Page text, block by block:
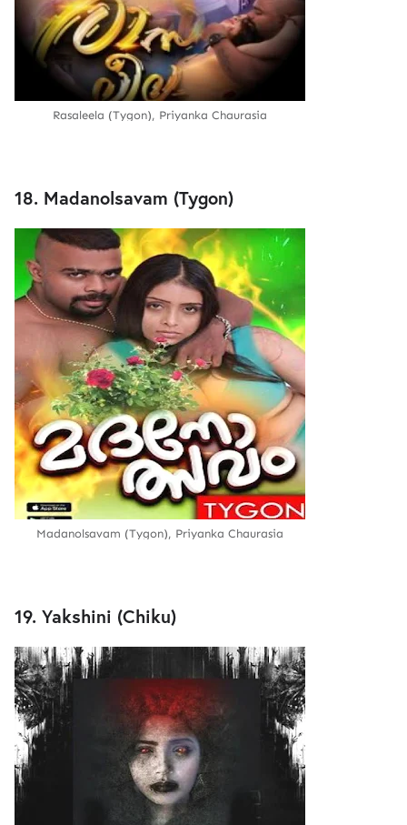
Rasaleela (Tygon), Priyanka Chaurasia
18. Madanolsavam (Tygon)
Madanolsavam (Tygon), Priyanka Chaurasia
19. Yakshini (Chiku)